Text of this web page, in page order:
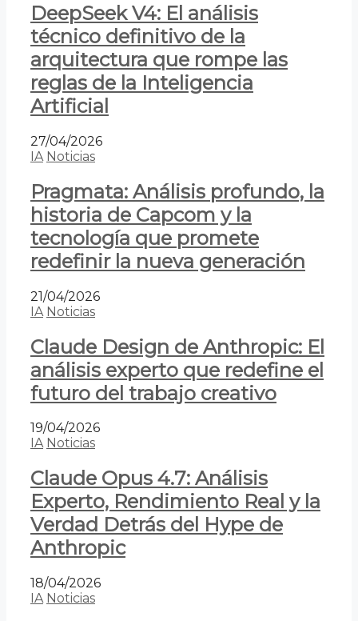
DeepSeek V4: El análisis
técnico definitivo de la
arquitectura que rompe las
reglas de la Inteligencia
Artificial
27/04/2026
IA Noticias
Pragmata: Análisis profundo, la
historia de Capcom y la
tecnología que promete
redefinir la nueva generación
21/04/2026
IA Noticias
Claude Design de Anthropic: El
análisis experto que redefine el
futuro del trabajo creativo
19/04/2026
IA Noticias
Claude Opus 4.7: Análisis
Experto, Rendimiento Real y la
Verdad Detrás del Hype de
Anthropic
18/04/2026
IA Noticias